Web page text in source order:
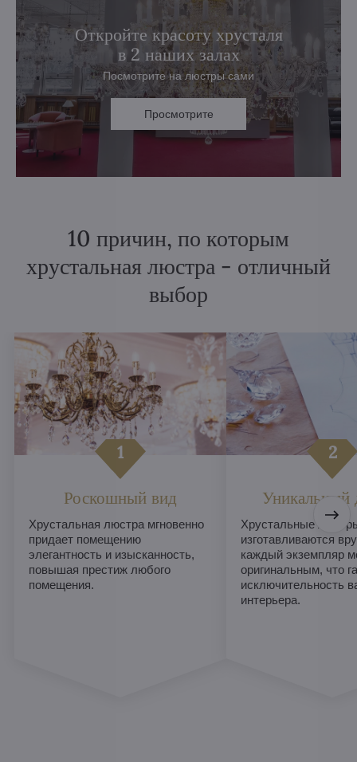
Откройте красоту хрусталя
в 2 наших залах
Посмотрите на люстры сами
Просмотрите
10 причин, по которым
хрустальная люстра - отличный
выбор
Роскошный вид
Хрустальная люстра мгновенно
придает помещению
элегантность и изысканность,
повышая престиж любого
помещения.
Уникальный
Хрустальные
изготавливаются
каждый экземпляр
оригинальным, что
исключительность
интерьера.